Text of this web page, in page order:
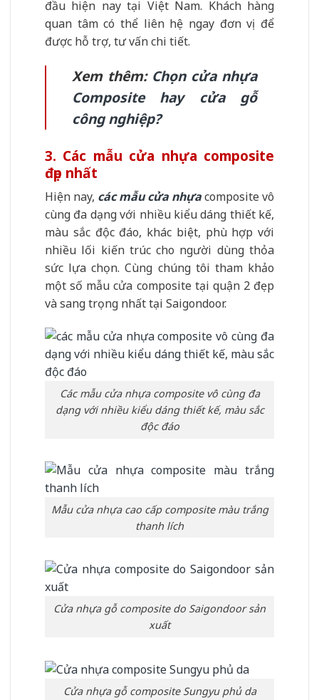
đầu hiện nay tại Việt Nam. Khách hàng
quan tâm có thể liên hệ ngay đơn vị để
được hỗ trợ, tư vấn chi tiết.
Xem thêm: Chọn cửa nhựa
Composite hay cửa gỗ
công nghiệp?
3. Các mẫu cửa nhựa composite
đẹp nhất
Hiện nay, các mẫu cửa nhựacomposite vô
cùng đa dạng với nhiều kiểu dáng thiết kế,
màu sắc độc đáo, khác biệt, phù hợp với
nhiều lối kiến trúc cho người dùng thỏa
sức lựa chọn. Cùng chúng tôi tham khảo
một số mẫu cửa composite tại quận 2 đẹp
và sang trọng nhất tại Saigondoor.
Các mẫu cửa nhựa composite vô cùng đa
dạng với nhiều kiểu dáng thiết kế, màu sắc
độc đáo
Mẫu cửa nhựa cao cấp composite màu trắng
thanh lích
Cửa nhựa gỗ composite do Saigondoor sản
xuất
Cửa nhựa gỗ composite Sungyu phủ da